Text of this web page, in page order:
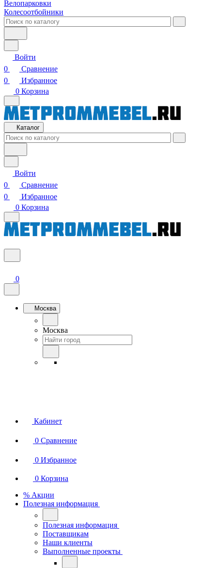
Велопарковки
Колесоотбойники
Войти
0
Сравнение
0
Избранное
0 Корзина
Каталог
Войти
0
Сравнение
0
Избранное
0 Корзина
0
Москва
Москва
Кабинет
0 Сравнение
0 Избранное
0 Корзина
% Акции
Полезная информация
Полезная информация
Поставщикам
Наши клиенты
Выполненные проекты